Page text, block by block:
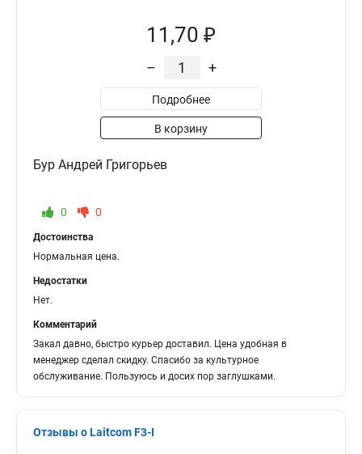
11,70 ₽
– +
Подробнее
В корзину
Бур Андрей Григорьев
0 0
Достоинства
Нормальная цена.
Недостатки
Нет.
Комментарий
Закал давно, быстро курьер доставил. Цена удобная в
менеджер сделал скидку. Спасибо за культурное
обслуживание. Пользуюсь и досих пор заглушками.
Отзывы о Laitcom F3-I